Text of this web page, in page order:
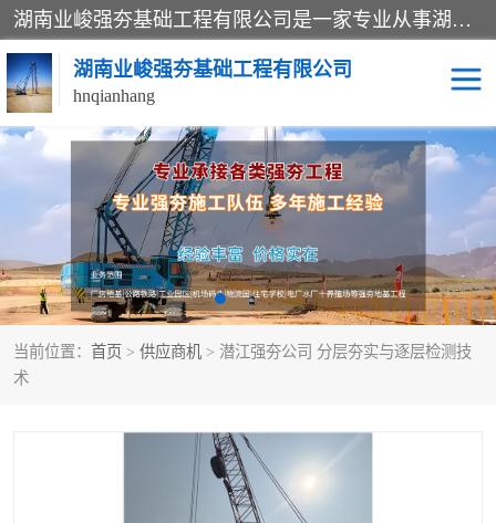
湖南业峻强夯基础工程有限公司是一家专业从事湖南强夯基础工程、强夯机租赁，地基处理的施工单位。业务覆盖：湖南、广东，江西等地。可承接1000KN.m-25000KN.m强夯（置换）工程。公司创始人是国内较早期从事强夯施工的建设者，经过多年的一步一个脚印的发展，在行业内具有较高的度和良好的口碑。
湖南业峻强夯基础工程有限公司
hnqianhang
当前位置： 首页 > 供应商机 > 潜江强夯公司 分层夯实与逐层检测技
术
强夯施工案例 强夯机租赁
强夯施工工程 强夯施工队伍
强夯队伍